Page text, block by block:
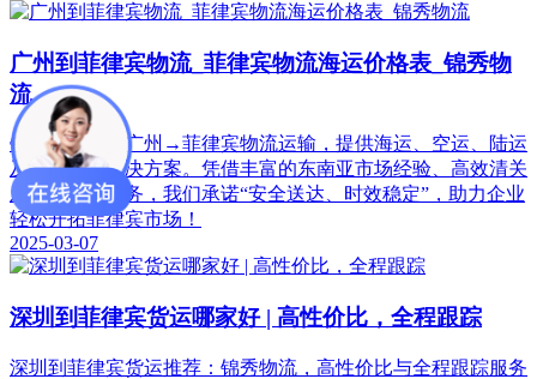
广州到菲律宾物流_菲律宾物流海运价格表_锦秀物
流
锦秀物流专注广州→菲律宾物流运输，提供海运、空运、陆运
及多式联运解决方案。凭借丰富的东南亚市场经验、高效清关
及全程跟踪服务，我们承诺“安全送达、时效稳定”，助力企业
轻松开拓菲律宾市场！
2025-03-07
深圳到菲律宾货运哪家好 | 高性价比，全程跟踪
深圳到菲律宾货运推荐：锦秀物流，高性价比与全程跟踪服务